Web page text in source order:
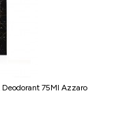
75Ml Azzaro